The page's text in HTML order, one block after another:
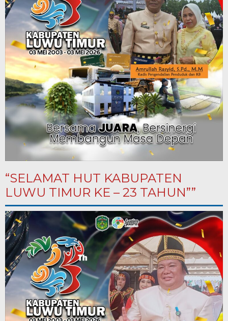
“SELAMAT HUT KABUPATEN
LUWU TIMUR KE – 23 TAHUN””